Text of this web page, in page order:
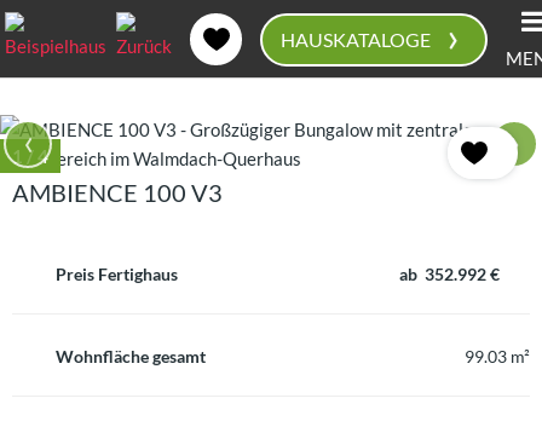
HAUSKATALOGE ›
1 / 4
‹ ›
AMBIENCE 100 V3
Preis Fertighaus ab 352.992 €
Wohnfläche gesamt 99.03 m²